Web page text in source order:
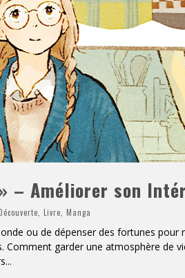
– Améliorer son
Livre Manga
ou de dépenser des fortunes pour
garder une atmosphère de
...